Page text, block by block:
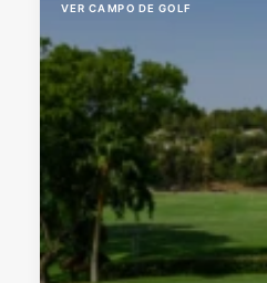
VER CAMPO DE GOLF